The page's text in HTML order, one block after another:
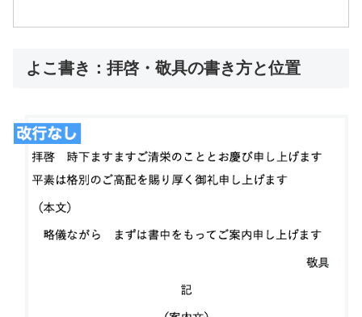
よこ書き：拝啓・敬具の書き方と位置